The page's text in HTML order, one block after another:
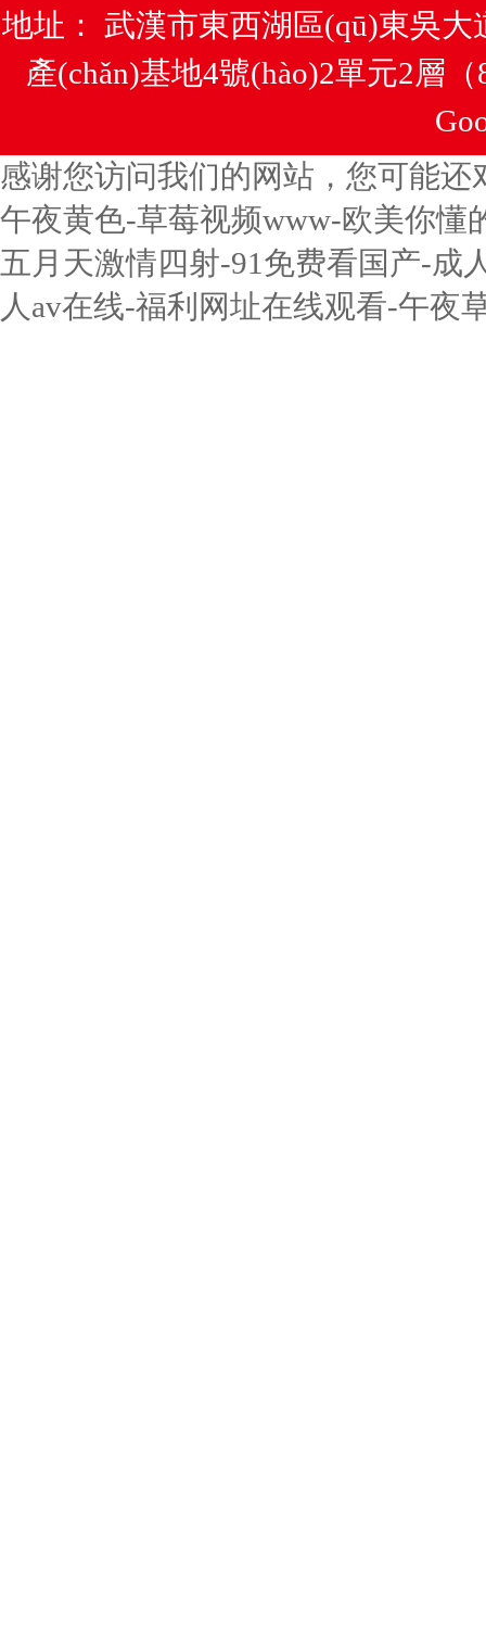
地址： 武漢市東西湖區(qū)東吳
產(chǎn)基地4號(hào)2單元2層
感谢您访问我们的网站，您可能还
午夜黄色-草莓视频www-欧美你懂
五月天激情四射-91免费看国产-成
人av在线-福利网址在线观看-午夜